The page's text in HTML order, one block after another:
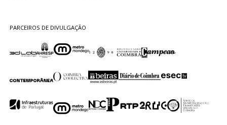
PARCEIROS DE DIVULGAÇÃO